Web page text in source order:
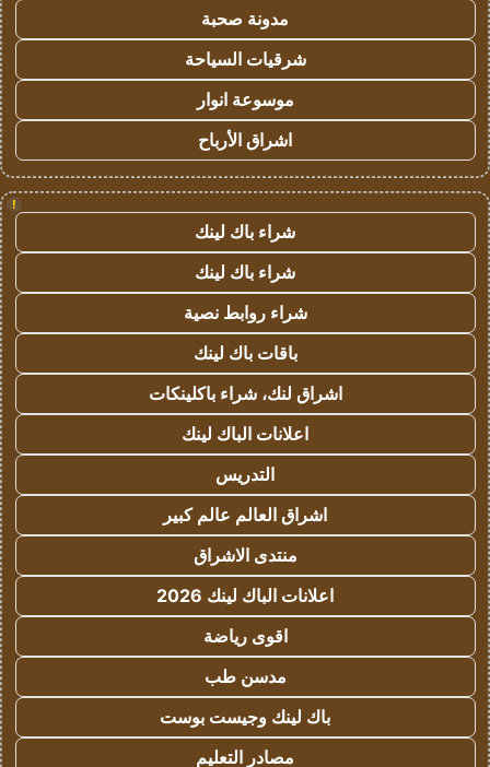
مدونة صحبة
شرقيات السياحة
موسوعة انوار
اشراق الأرباح
!
شراء باك لينك
شراء باك لينك
شراء روابط نصية
باقات باك لينك
اشراق لنك، شراء باكلينكات
اعلانات الباك لينك
التدريس
اشراق العالم عالم كبير
منتدى الاشراق
اعلانات الباك لينك 2026
اقوى رياضة
مدسن طب
باك لينك وجيست بوست
مصادر التعليم